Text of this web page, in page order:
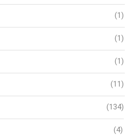
(1)
(1)
(1)
(11)
(134)
(4)